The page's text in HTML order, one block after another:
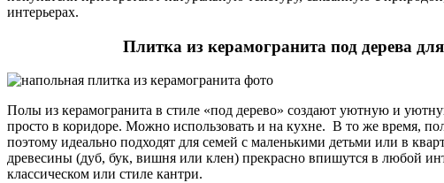
интерьерах.
Плитка из керамогранита под дерева
Полы из керамогранита в стиле «под дерево» создают уютную и
просто в коридоре. Можно использовать и на кухне. В то же время,
поэтому идеально подходят для семей с маленькими детьми или в
древесины (дуб, бук, вишня или клен) прекрасно впишутся в любой
классическом или стиле кантри.